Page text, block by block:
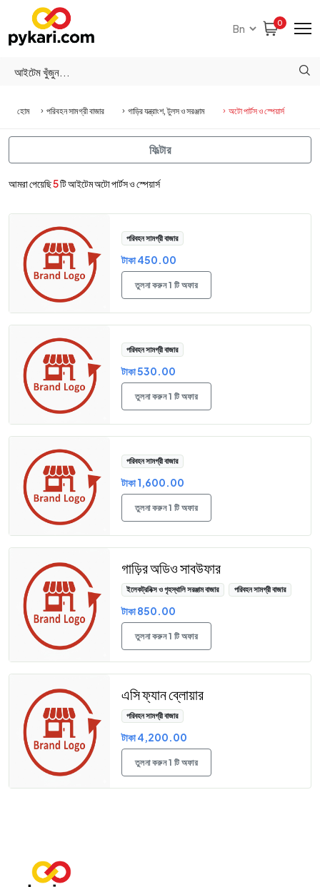
0
হোম পরিবহন সামগ্রী বাজার গাড়ির যন্ত্রাংশ, টুলস ও সরঞ্জাম অটো পার্টস ও স্পেয়ার্স
আমরা পেয়েছি5টি আইটেম অটো পার্টস ও স্পেয়ার্স
পরিবহন সামগ্রী বাজার
টাকা 450.00
তুলনা করুন 1 টি অফার
পরিবহন সামগ্রী বাজার
টাকা 530.00
তুলনা করুন 1 টি অফার
পরিবহন সামগ্রী বাজার
টাকা 1,600.00
তুলনা করুন 1 টি অফার
গাড়ির অডিও সাবউফার
ইলেকট্রনিক্স ও গৃহস্থালি সরঞ্জাম বাজার পরিবহন সামগ্রী বাজার
টাকা 850.00
তুলনা করুন 1 টি অফার
এসি ফ্যান ব্লোয়ার
পরিবহন সামগ্রী বাজার
টাকা 4,200.00
তুলনা করুন 1 টি অফার
ফিল্টার